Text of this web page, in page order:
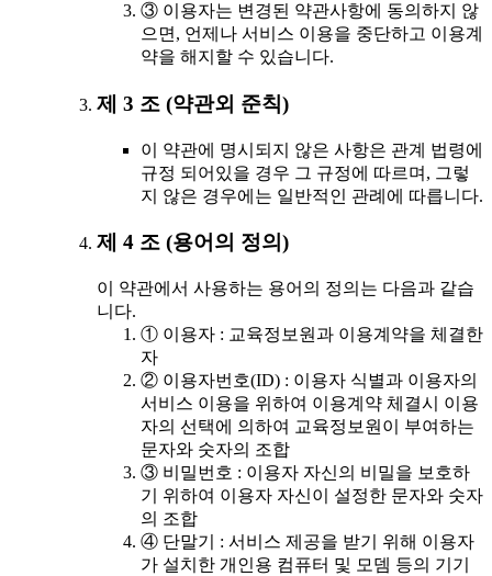
③ 이용자는 변경된 약관사항에 동의하지 않
으면, 언제나 서비스 이용을 중단하고 이용계
약을 해지할 수 있습니다.
제 3 조 (약관외 준칙)
이 약관에 명시되지 않은 사항은 관계 법령에
규정 되어있을 경우 그 규정에 따르며, 그렇
지 않은 경우에는 일반적인 관례에 따릅니다.
제 4 조 (용어의 정의)
이 약관에서 사용하는 용어의 정의는 다음과 같습
니다.
① 이용자 : 교육정보원과 이용계약을 체결한
자
② 이용자번호(ID) : 이용자 식별과 이용자의
서비스 이용을 위하여 이용계약 체결시 이용
자의 선택에 의하여 교육정보원이 부여하는
문자와 숫자의 조합
③ 비밀번호 : 이용자 자신의 비밀을 보호하
기 위하여 이용자 자신이 설정한 문자와 숫자
의 조합
④ 단말기 : 서비스 제공을 받기 위해 이용자
가 설치한 개인용 컴퓨터 및 모뎀 등의 기기